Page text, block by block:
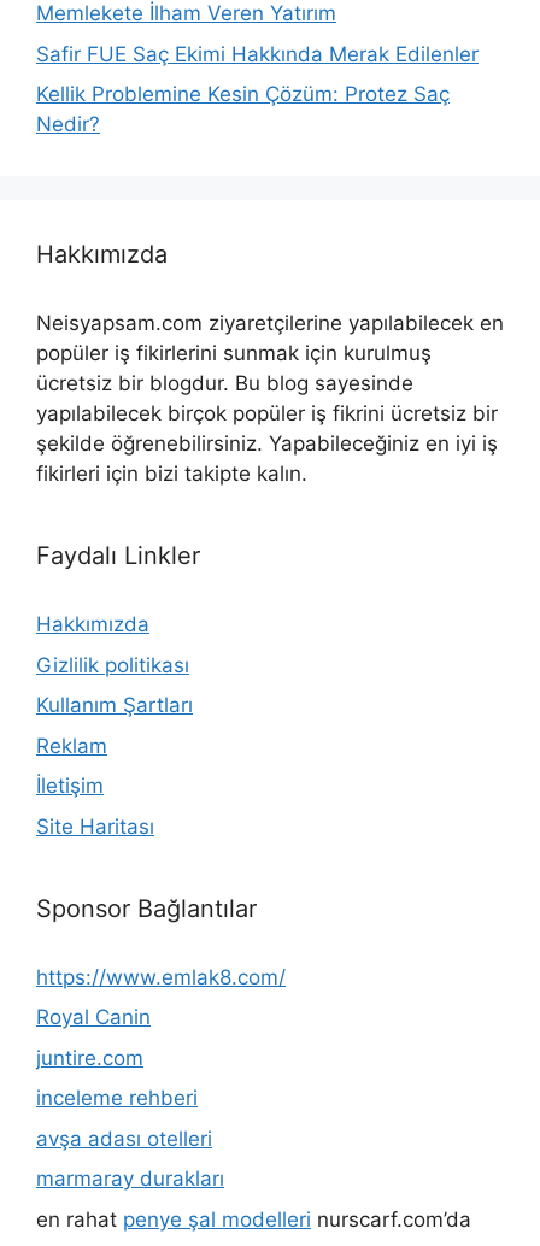
Memlekete İlham Veren Yatırım
Safir FUE Saç Ekimi Hakkında Merak Edilenler
Kellik Problemine Kesin Çözüm: Protez Saç
Nedir?
Hakkımızda
Neisyapsam.com ziyaretçilerine yapılabilecek en
popüler iş fikirlerini sunmak için kurulmuş
ücretsiz bir blogdur. Bu blog sayesinde
yapılabilecek birçok popüler iş fikrini ücretsiz bir
şekilde öğrenebilirsiniz. Yapabileceğiniz en iyi iş
fikirleri için bizi takipte kalın.
Faydalı Linkler
Hakkımızda
Gizlilik politikası
Kullanım Şartları
Reklam
İletişim
Site Haritası
Sponsor Bağlantılar
https://www.emlak8.com/
Royal Canin
juntire.com
inceleme rehberi
avşa adası otelleri
marmaray durakları
en rahat penye şal modelleri nurscarf.com’da